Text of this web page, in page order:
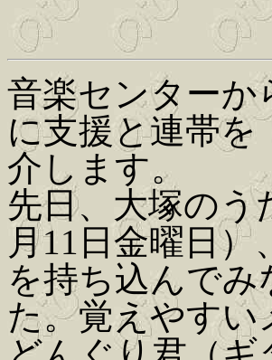
音楽センターか
に支援と連帯を
介します。
先日、大塚のう
月11日金曜日
を持ち込んで
た。覚えやす